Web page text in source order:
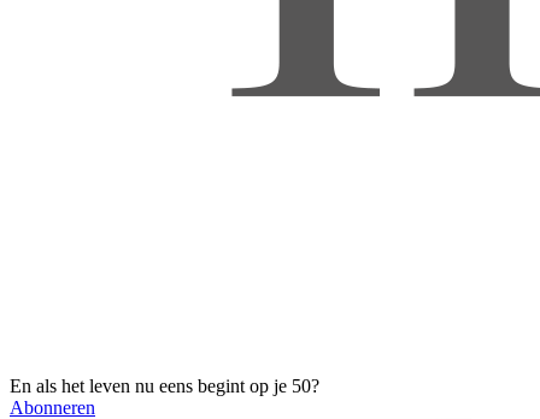
En als het leven nu eens begint op je 50?
Abonneren